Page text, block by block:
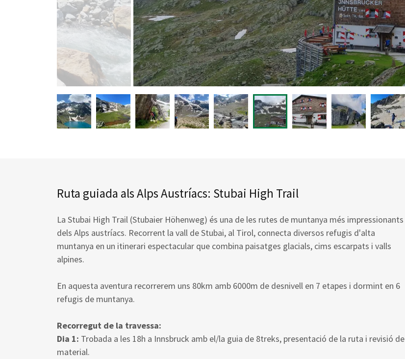
Ruta guiada als Alps Austríacs: Stubai High Trail
La Stubai High Trail (Stubaier Höhenweg) és una de les rutes de muntanya més impressionants
dels Alps austríacs. Recorrent la vall de Stubai, al Tirol, connecta diversos refugis d'alta
muntanya en un itinerari espectacular que combina paisatges glacials, cims escarpats i valls
alpines.
En aquesta aventura recorrerem uns 80km amb 6000m de desnivell en 7 etapes i dormint en 6
refugis de muntanya.
Recorregut de la travessa:
Dia 1: Trobada a les 18h a Innsbruck amb el/la guia de 8treks, presentació de la ruta i revisió de
material.